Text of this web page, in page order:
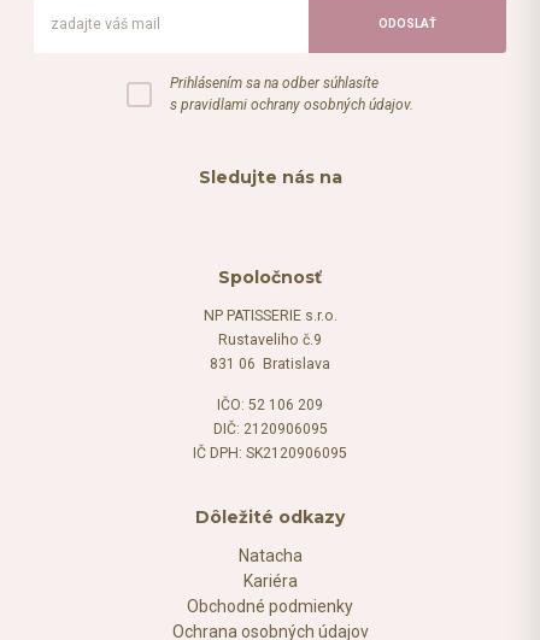
Prihlásením sa na odber súhlasíte
s pravidlami ochrany osobných údajov.
Sledujte nás na
Spoločnosť
NP PATISSERIE s.r.o.
Rustaveliho č.9
831 06 Bratislava
IČO: 52 106 209
DIČ: 2120906095
IČ DPH: SK2120906095
Dôležité odkazy
Natacha
Kariéra
Obchodné podmienky
Ochrana osobných údajov